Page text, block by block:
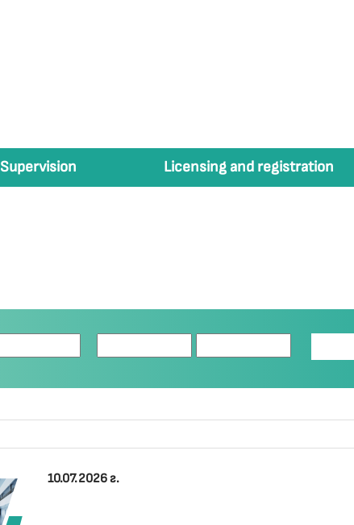
Supervision Licensing and registration
10.07.2026 г.